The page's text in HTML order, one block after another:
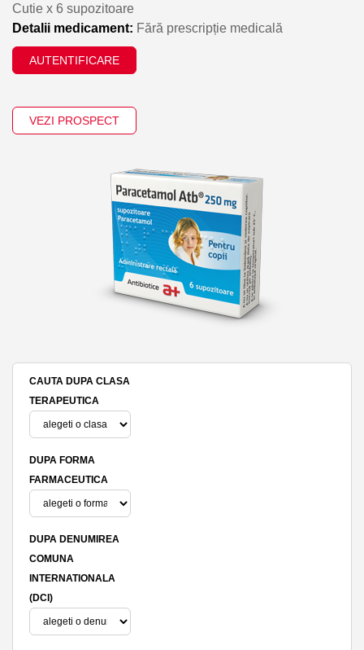
Cutie x 6 supozitoare
Detalii medicament: Fără prescripție medicală
AUTENTIFICARE
VEZI PROSPECT
CAUTA DUPA CLASA
TERAPEUTICA
DUPA FORMA
FARMACEUTICA
DUPA DENUMIREA
COMUNA
INTERNATIONALA
(DCI)